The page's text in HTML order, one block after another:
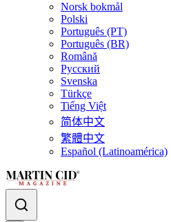
Norsk bokmål
Polski
Português (PT)
Português (BR)
Română
Русский
Svenska
Türkçe
Tiếng Việt
简体中文
繁體中文
Español (Latinoamérica)